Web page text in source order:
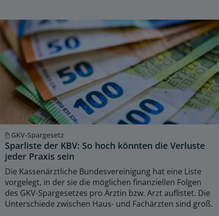
GKV-Spargesetz
Sparliste der KBV: So hoch könnten die Verluste
jeder Praxis sein
Die Kassenärztliche Bundesvereinigung hat eine Liste
vorgelegt, in der sie die möglichen finanziellen Folgen
des GKV-Spargesetzes pro Ärztin bzw. Arzt auflistet. Die
Unterschiede zwischen Haus- und Fachärzten sind groß.